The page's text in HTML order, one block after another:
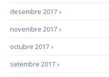
›
desembre 2017
›
novembre 2017
›
octubre 2017
›
setembre 2017